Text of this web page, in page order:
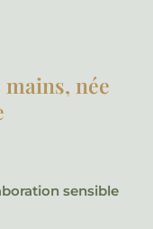
née
sensible